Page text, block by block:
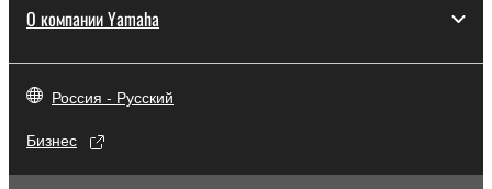
О компании Yamaha
Россия - Русский
Бизнес